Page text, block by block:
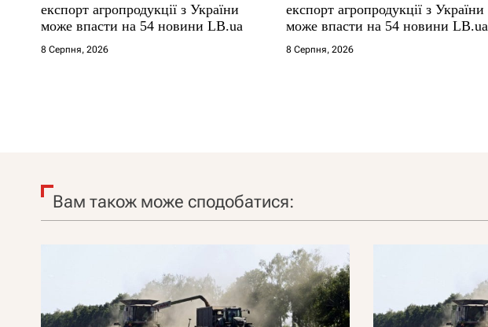
експорт агропродукції з України
може впасти на 54 новини LB.ua
8 Серпня, 2026
експорт агропродукції з України
може впасти на 54 новини LB.ua
8 Серпня, 2026
Вам також може сподобатися: